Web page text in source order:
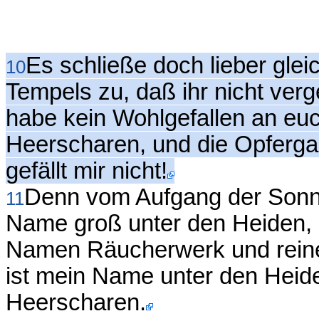
10Es schließe doch lieber
Tempels zu, daß ihr nicht
habe kein Wohlgefallen an
Heerscharen, und die
gefällt mir nicht!
11Denn vom Aufgang der
Name groß unter den
Namen Räucherwerk und
ist mein Name unter den
Heerscharen.